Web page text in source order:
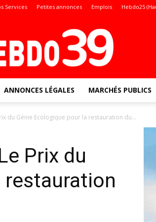
Services Petites annonces Emplois Hebdo25
ANNONCES LÉGALES MARCHÉS PUBLICS
du Génie Ecologique pour la restauration du...
Prix du
restauration